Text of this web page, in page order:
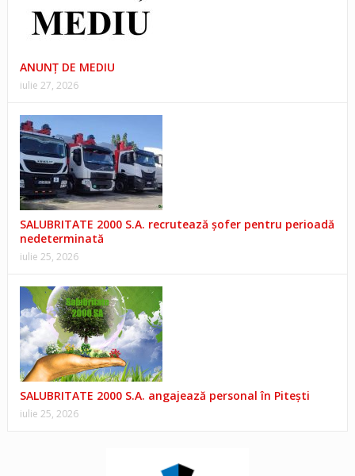
ANUNŢ DE MEDIU
iulie 27, 2026
SALUBRITATE 2000 S.A. recrutează șofer pentru perioadă
nedeterminată
iulie 25, 2026
SALUBRITATE 2000 S.A. angajează personal în Pitești
iulie 25, 2026